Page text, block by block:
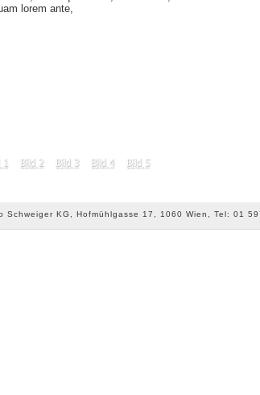
lorem ante,
Schweiger KG, Hofmühlgasse 17, 1060 Wien, Tel: 01